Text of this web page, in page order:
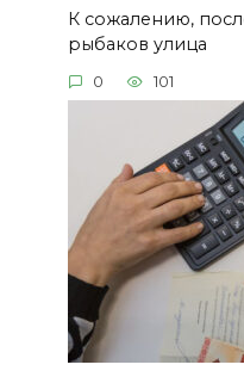
К сожалению,
рыбаков улица
0 101